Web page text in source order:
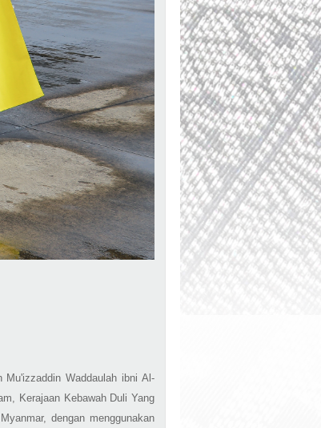
Waddaulah ibni Al-
Kerajaan Kebawah Duli Yang
dengan menggunakan